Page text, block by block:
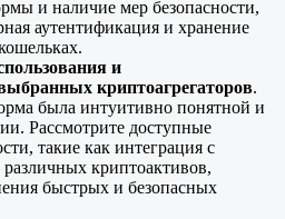
и наличие мер безопасности,
аутентификация и хранение
и
криптоагрегаторов.
была интуитивно понятной и
Рассмотрите доступные
такие как интеграция с
криптоактивов,
быстрых и безопасных